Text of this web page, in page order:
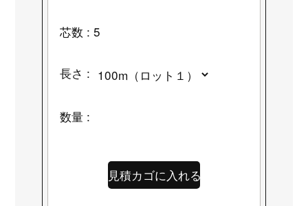
芯数 : 5
長さ :
数量 :